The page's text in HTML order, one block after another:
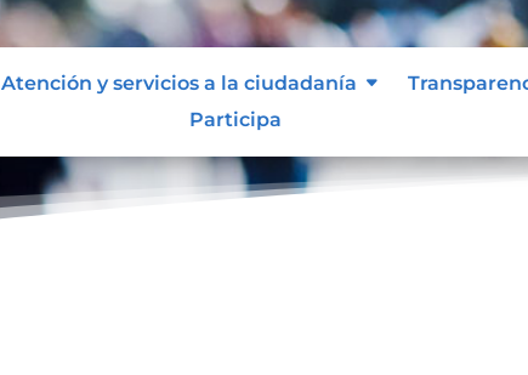
Atención y servicios a la ciudadanía
Participa